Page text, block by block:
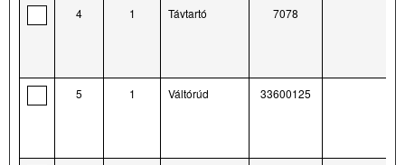
4 1 Távtartó 7078
5 1 Váltórúd 33600125